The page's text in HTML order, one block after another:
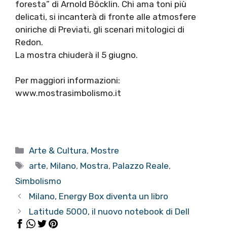
foresta” di Arnold Böcklin. Chi ama toni più
delicati, si incanterà di fronte alle atmosfere
oniriche di Previati, gli scenari mitologici di
Redon.
La mostra chiuderà il 5 giugno.
Per maggiori informazioni:
www.mostrasimbolismo.it
Categorie
Arte & Cultura, Mostre
Tag
arte, Milano, Mostra, Palazzo Reale,
Simbolismo
Milano, Energy Box diventa un libro
Latitude 5000, il nuovo notebook di Dell